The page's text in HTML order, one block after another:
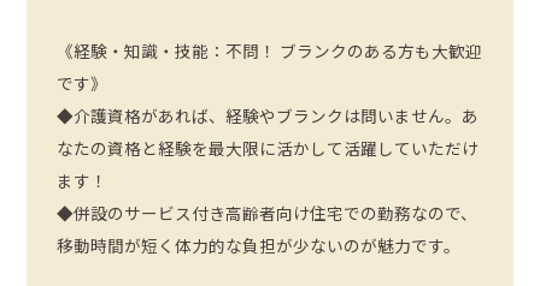
《経験・知識・技能：不問！ ブランクのある方も大歓迎
です》
◆介護資格があれば、経験やブランクは問いません。あ
なたの資格と経験を最大限に活かして活躍していただけ
ます！
◆併設のサービス付き高齢者向け住宅での勤務なので、
移動時間が短く体力的な負担が少ないのが魅力です。